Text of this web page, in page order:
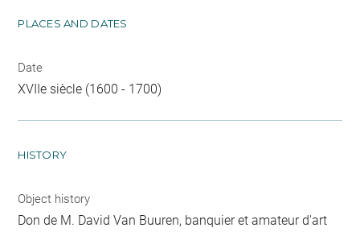
PLACES AND DATES
Date
XVIIe siècle (1600 - 1700)
HISTORY
Object history
Don de M. David Van Buuren, banquier et amateur d'art